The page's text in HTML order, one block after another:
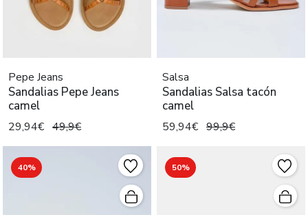
Pepe Jeans
Sandalias Pepe Jeans
camel
29,94€ 49,9€
Salsa
Sandalias Salsa tacón
camel
59,94€ 99,9€
40% 50%